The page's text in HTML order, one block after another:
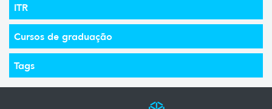
ITR
Cursos de graduação
Tags